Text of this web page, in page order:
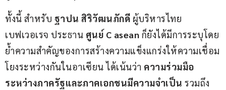
ทั้งนี้ สำหรับ ฐาปน สิริวัฒนภักดี ผู้บริหารไทย
เบฟเวอเรจ ประธาน ศูนย์ C asean ก็ยังได้มีการระบุโดย
ย้ำความสำคัญของการสร้างความแข็งแกร่งให้ความเชื่อม
โยงระหว่างกันในอาเซียน ได้เน้นว่า ความร่วมมือ
ระหว่างภาครัฐและภาคเอกชนมีความจำเป็น รวมถึง